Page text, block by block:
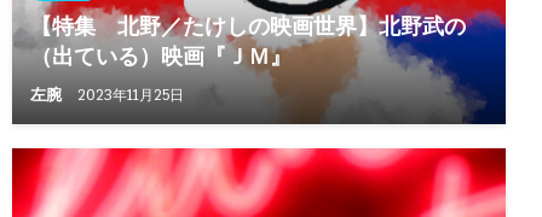
【特集 北野／たけしの映画世界】北野武の
（出ている）映画『ＪＭ』
左腕 2023年11月25日